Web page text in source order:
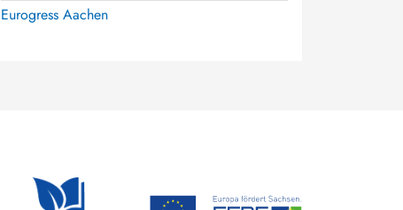
Eurogress Aachen